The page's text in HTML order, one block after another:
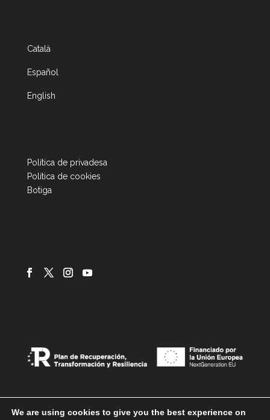
Català
Español
English
Política de privadesa
Política de cookies
Botiga
We are using cookies to give you the best experience on